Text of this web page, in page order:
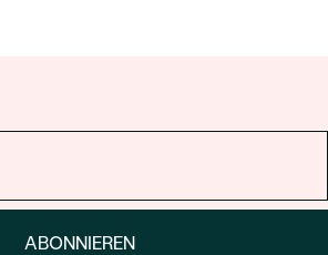
ABONNIEREN